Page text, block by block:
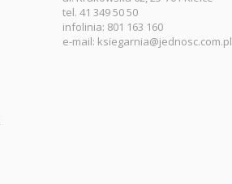
tel. 41 349 50 50
infolinia: 801 163 160
e-mail: ksiegarnia@jednosc.com.pl